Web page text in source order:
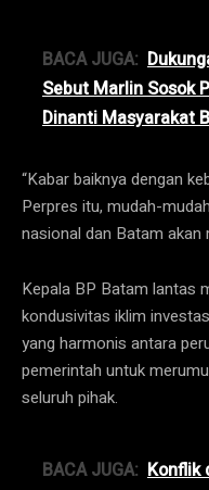
BACA JUGA:
Sebut Marlin Sosok
Dinanti Masyarakat
“Kabar baiknya dengan
Perpres itu, mudah-
nasional dan Batam akan
Kepala BP Batam lantas
kondusivitas iklim
yang harmonis antara
pemerintah untuk
seluruh pihak.
BACA JUGA: Konflik